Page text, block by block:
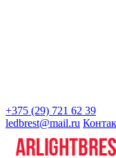
+375 (29) 721 62 39
ledbrest@mail.ru